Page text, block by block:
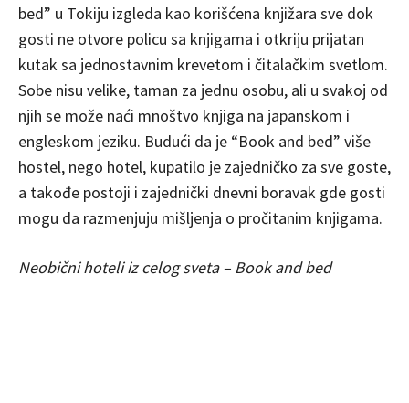
bed” u Tokiju izgleda kao korišćena knjižara sve dok
gosti ne otvore policu sa knjigama i otkriju prijatan
kutak sa jednostavnim krevetom i čitalačkim svetlom.
Sobe nisu velike, taman za jednu osobu, ali u svakoj od
njih se može naći mnoštvo knjiga na japanskom i
engleskom jeziku. Budući da je “Book and bed” više
hostel, nego hotel, kupatilo je zajedničko za sve goste,
a takođe postoji i zajednički dnevni boravak gde gosti
mogu da razmenjuju mišljenja o pročitanim knjigama.
Neobični hoteli iz celog sveta – Book and bed